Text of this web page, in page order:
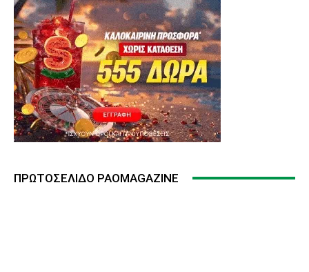
ΠΡΩΤΟΣΈΛΙΔΟ PAOMAGAZINE